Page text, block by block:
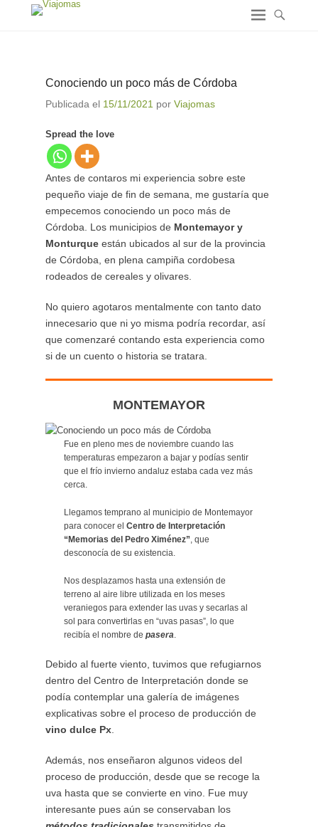
Conociendo un poco más de Córdoba
Publicada el 15/11/2021 por Viajomas
Spread the love
Antes de contaros mi experiencia sobre este
pequeño viaje de fin de semana, me gustaría que
empecemos conociendo un poco más de
Córdoba. Los municipios de Montemayor y
Monturque están ubicados al sur de la provincia
de Córdoba, en plena campiña cordobesa
rodeados de cereales y olivares.
No quiero agotaros mentalmente con tanto dato
innecesario que ni yo misma podría recordar, así
que comenzaré contando esta experiencia como
si de un cuento o historia se tratara.
MONTEMAYOR
Fue en pleno mes de noviembre cuando las
temperaturas empezaron a bajar y podías sentir
que el frío invierno andaluz estaba cada vez más
cerca.
Llegamos temprano al municipio de Montemayor
para conocer el Centro de Interpretación
“Memorias del Pedro Ximénez” , que
desconocía de su existencia.
Nos desplazamos hasta una extensión de
terreno al aire libre utilizada en los meses
veraniegos para extender las uvas y secarlas al
sol para convertirlas en “uvas pasas”, lo que
recibía el nombre de pasera
Debido al fuerte viento, tuvimos que refugiarnos
dentro del Centro de Interpretación donde se
podía contemplar una galería de imágenes
explicativas sobre el proceso de producción de
vino dulce Px
Además, nos enseñaron algunos videos del
proceso de producción, desde que se recoge la
uva hasta que se convierte en vino. Fue muy
interesante pues aún se conservaban los